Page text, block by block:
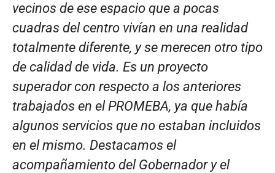
vecinos de ese espacio que a pocas
cuadras del centro vivían en una realidad
totalmente diferente, y se merecen otro tipo
de calidad de vida. Es un proyecto
superador con respecto a los anteriores
trabajados en el PROMEBA, ya que había
algunos servicios que no estaban incluidos
en el mismo. Destacamos el
acompañamiento del Gobernador y el